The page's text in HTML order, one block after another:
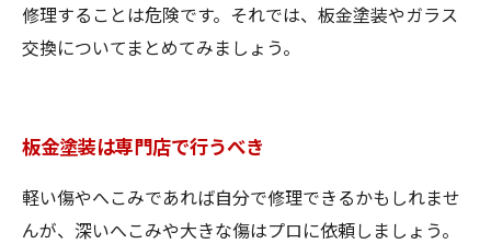
修理することは危険です。それでは、板金塗装やガラス
交換についてまとめてみましょう。
板金塗装は専門店で行うべき
軽い傷やへこみであれば自分で修理できるかもしれませ
んが、深いへこみや大きな傷はプロに依頼しましょう。